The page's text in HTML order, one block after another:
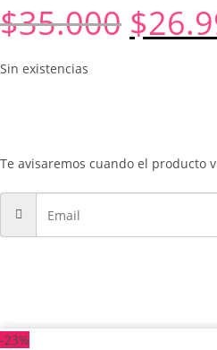
$35.000 El
precio
original
$
Sin existencias
Te avisaremos cuando el producto
-23%